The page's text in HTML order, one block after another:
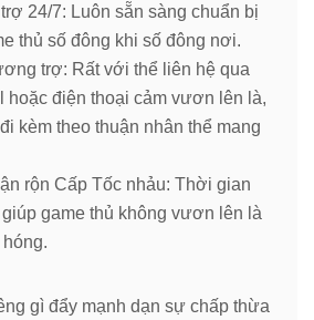
24/7: Luôn sẵn sàng chuẩn bị
thủ số đông khi số đông nơi.
trợ: Rất với thể liên hệ qua
hoặc điện thoại cảm vươn lên là,
kèm theo thuận nhân thể mang
rộn Cấp Tốc nhảu: Thời gian
game thủ không vươn lên là
gì đẩy mạnh dạn sự chấp thừa